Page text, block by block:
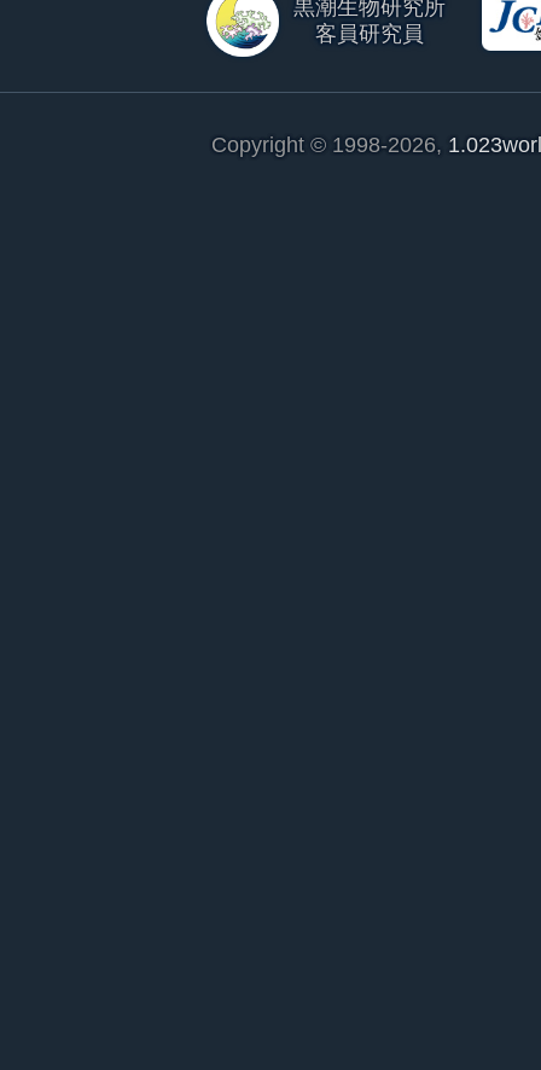
黒潮生物研究所
客員研究員
Copyright © 1998-2026,